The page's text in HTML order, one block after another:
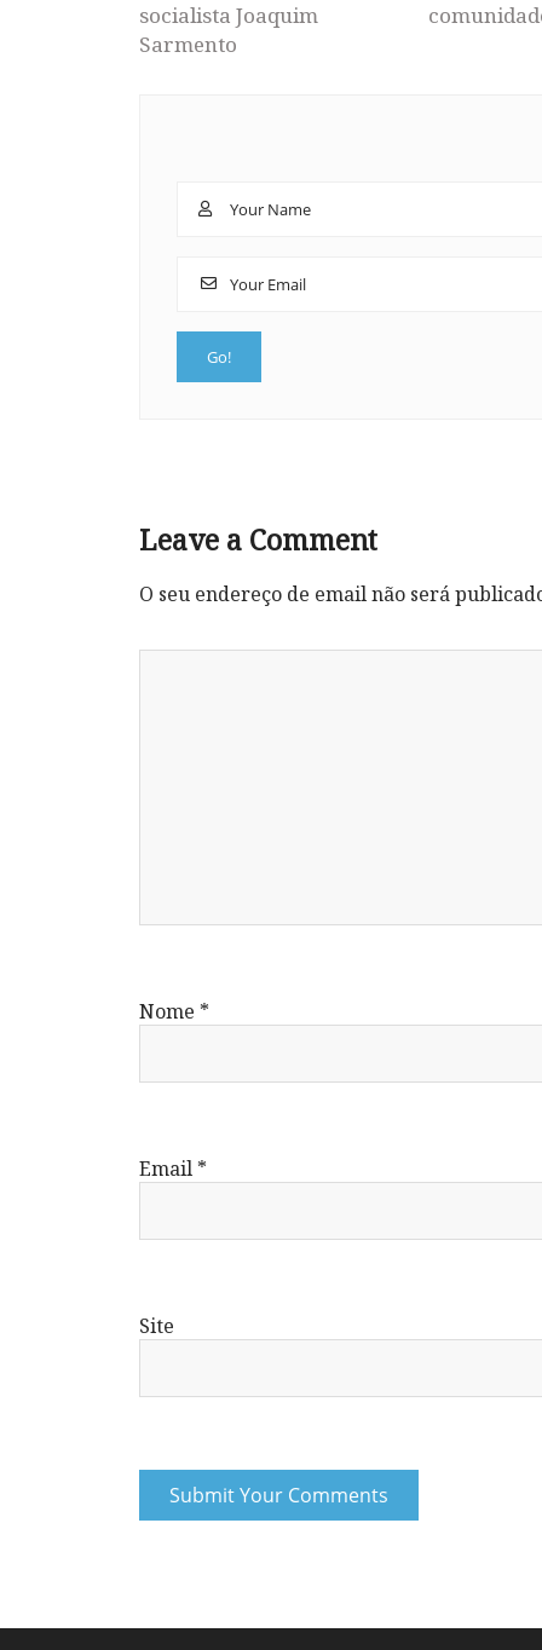
socialista Joaquim
Sarmento
Leave a Comment
O seu endereço de email não será
Nome *
Email *
Site